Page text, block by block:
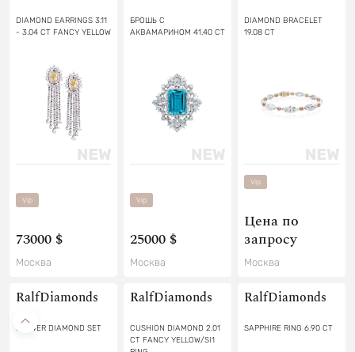
DIAMOND EARRINGS 3.11
- 3.04 CT FANCY YELLOW
Vip
73000 $
Москва
БРОШЬ C
АКВАМАРИНОМ 41.40 CT
Vip
25000 $
Москва
DIAMOND BRACELET
19.08 CT
Vip
Цена по
запросу
Москва
RalfDiamonds
FLOWER DIAMOND SET
RalfDiamonds
CUSHION DIAMOND 2.01
CT FANCY YELLOW/SI1
RalfDiamonds
SAPPHIRE RING 6.90 CT